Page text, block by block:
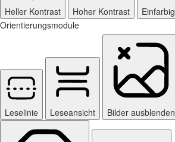
Heller Kontrast Hoher Kontrast
Einfarbig
Orientierungsmodule
Leselinie Leseansicht Bilder ausblenden